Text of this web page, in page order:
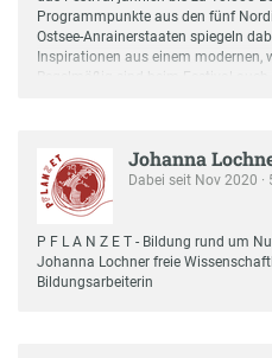
Programmpunkte aus den fünf
Ostsee-Anrainerstaaten spiegeln
Inspirationen aus einem modernen,
Regelmäßig sind beim Festival
Bühnen der Hansestadt.
Präsenz, Unterhaltungsappeal und
Programm, das in jeder
breites Publikum ansprechen
gibt es online unter
den Social-Media-Kanälen
Youtube-Kanal. Auf dem
Johanna
Dabei seit Nov 2020 ·
P F L A N Z E T - Bildung rund um
Johanna Lochner freie
Bildungsarbeiterin